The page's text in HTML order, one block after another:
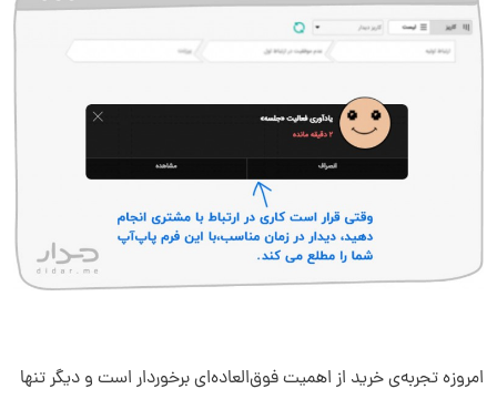
امروزه تجربه‌ی خرید از اهمیت فوق‌العاده‌ای برخوردار است و دیگر تنها